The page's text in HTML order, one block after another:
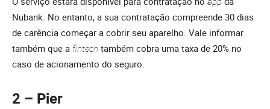
Nubank. No entanto, a sua contratação compreende 30 dias
de carência começar a cobrir seu aparelho. Vale informar
também que a fintech também cobra uma taxa de 20% no
caso de acionamento do seguro.
2 – Pier